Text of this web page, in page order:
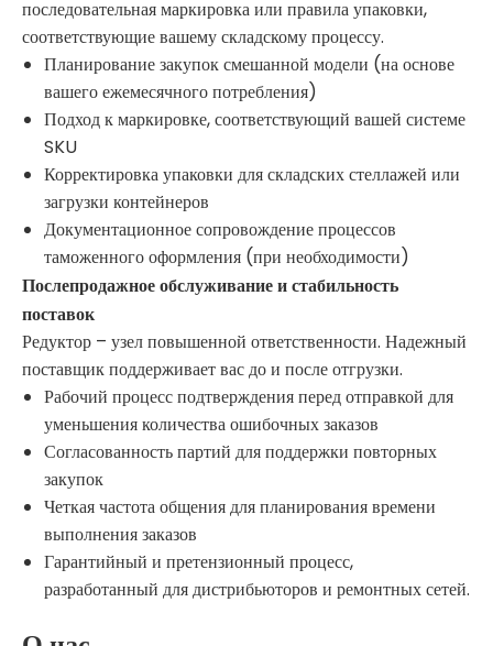
последовательная маркировка или правила упаковки,
соответствующие вашему складскому процессу.
Планирование закупок смешанной модели (на основе
вашего ежемесячного потребления)
Подход к маркировке, соответствующий вашей системе
SKU
Корректировка упаковки для складских стеллажей или
загрузки контейнеров
Документационное сопровождение процессов
таможенного оформления (при необходимости)
Послепродажное обслуживание и стабильность
поставок
Редуктор – узел повышенной ответственности. Надежный
поставщик поддерживает вас до и после отгрузки.
Рабочий процесс подтверждения перед отправкой для
уменьшения количества ошибочных заказов
Согласованность партий для поддержки повторных
закупок
Четкая частота общения для планирования времени
выполнения заказов
Гарантийный и претензионный процесс,
разработанный для дистрибьюторов и ремонтных сетей.